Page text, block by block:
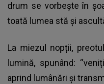
drum se vorbeşte în
toată lumea stă şi
La miezul nopții,
lumină, spunând:
aprind lumânări şi